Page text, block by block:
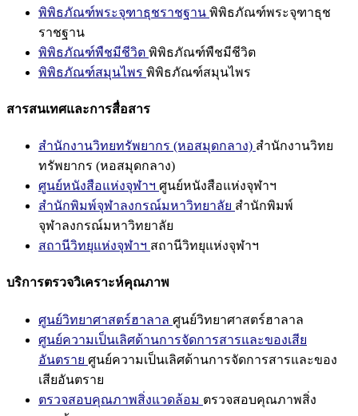
พิพิธภัณฑ์พระจุฑาธุชราชฐาน พิพิธภัณฑ์พระจุฑาธุช
ราชฐาน
พิพิธภัณฑ์พืชมีชีวิต พิพิธภัณฑ์พืชมีชีวิต
พิพิธภัณฑ์สมุนไพร พิพิธภัณฑ์สมุนไพร
สารสนเทศและการสื่อสาร
สำนักงานวิทยทรัพยากร (หอสมุดกลาง) สำนักงานวิทย
ทรัพยากร (หอสมุดกลาง)
ศูนย์หนังสือแห่งจุฬาฯ ศูนย์หนังสือแห่งจุฬาฯ
สำนักพิมพ์จุฬาลงกรณ์มหาวิทยาลัย สำนักพิมพ์
จุฬาลงกรณ์มหาวิทยาลัย
สถานีวิทยุแห่งจุฬาฯ สถานีวิทยุแห่งจุฬาฯ
บริการตรวจวิเคราะห์คุณภาพ
ศูนย์วิทยาศาสตร์ฮาลาล ศูนย์วิทยาศาสตร์ฮาลาล
ศูนย์ความเป็นเลิศด้านการจัดการสารและของเสีย
อันตราย ศูนย์ความเป็นเลิศด้านการจัดการสารและของ
เสียอันตราย
ตรวจสอบคุณภาพสิ่งแวดล้อม ตรวจสอบคุณภาพสิ่ง